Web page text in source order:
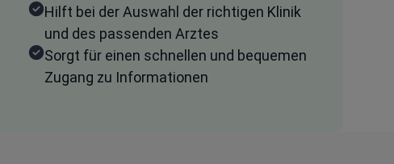
Hilft bei der Auswahl der richtigen Klinik
und des passenden Arztes
Sorgt für einen schnellen und bequemen
Zugang zu Informationen